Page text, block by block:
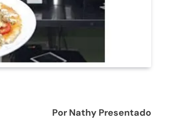
Por Nathy Presentado